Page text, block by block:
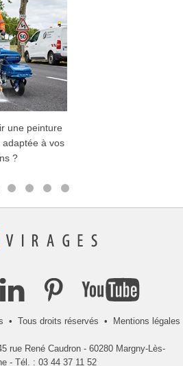
une peinture
à vos
?
• Tous droits réservés • Mentions légales
rue René Caudron - 60280 Margny-Lès-
- Tél. : 03 44 37 11 52